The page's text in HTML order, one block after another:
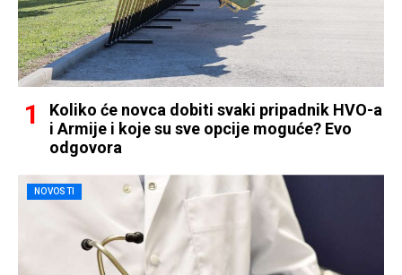
Koliko će novca dobiti svaki pripadnik HVO-a
i Armije i koje su sve opcije moguće? Evo
odgovora
NOVOSTI